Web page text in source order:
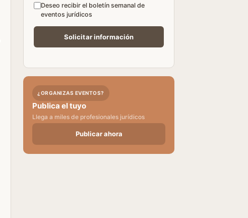
Deseo recibir el boletín semanal de
eventos jurídicos
¿ORGANIZAS EVENTOS?
Publica el tuyo
Llega a miles de profesionales jurídicos
Publicar ahora